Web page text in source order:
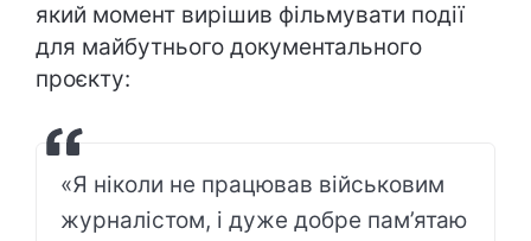
який момент вирішив фільмувати події
для майбутнього документального
проєкту:
«Я ніколи не працював військовим
журналістом, і дуже добре пам’ятаю